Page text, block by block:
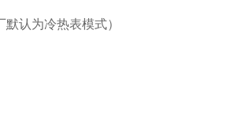
认为冷热表模式）